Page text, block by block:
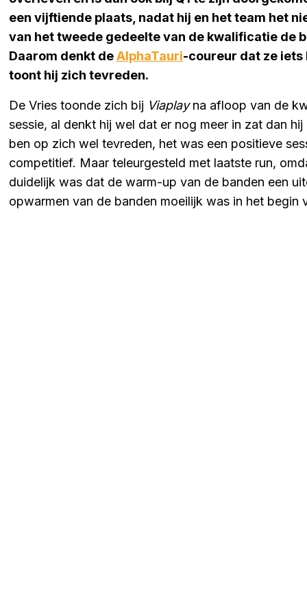
een vijftiende plaats, nadat hij en het team het
van het tweede gedeelte van de kwalificatie de
Daarom denkt deAlphaTauri-coureur dat ze iets
toont hij zich tevreden.
De Vries toonde zich bij Viaplayna afloop van de
sessie, al denkt hij wel dat er nog meer in zat dan
ben op zich wel tevreden, het was een positieve
competitief. Maar teleurgesteld met laatste run,
duidelijk was dat de warm-up van de banden een
opwarmen van de banden moeilijk was in het begin